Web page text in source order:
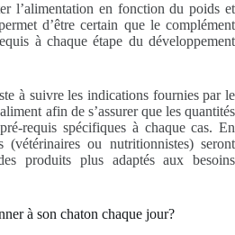
l’alimentation en fonction du poids et
d’être certain que le complément
à chaque étape du développement
à suivre les indications fournies par le
afin de s’assurer que les quantités
requis spécifiques à chaque cas. En
(vétérinaires ou nutritionnistes) seront
produits plus adaptés aux besoins
à son chaton chaque jour?